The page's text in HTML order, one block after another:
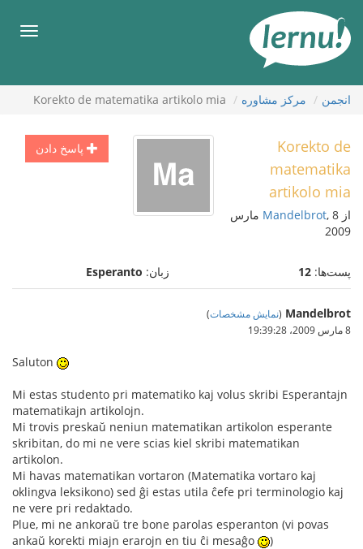
محتوا
انجمن مركز مشاوره Korekto de matematika artikolo mia
پاسخ دادن
Korekto de
matematika
artikolo mia
از Mandelbrot , 8 مارس
2009
پست‌ها: 12 زبان: Esperanto
Mandelbrot
(نمایش مشخصات)
8 مارس 2009،‏ 19:39:28
Saluton
Mi estas studento pri matematiko kaj volus skribi Esperantajn
matematikajn artikolojn.
Mi trovis preskaŭ neniun matematikan artikolon esperante
skribitan, do mi ne vere scias kiel skribi matematikan
artikolon.
Mi havas matematikan vortaron (Matematika vortaro kaj
oklingva leksikono) sed ĝi estas utila ĉefe pri terminologio kaj
ne vere pri redaktado.
Plue, mi ne ankoraŭ tre bone parolas esperanton (vi povas
ankaŭ korekti miajn erarojn en tiu ĉi mesaĝo
)